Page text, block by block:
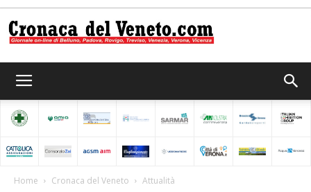
del
Home Cronaca del Veneto Attualità